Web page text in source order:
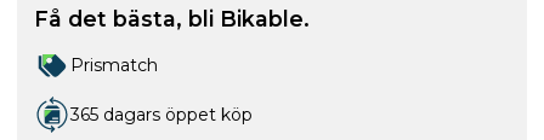
Få det bästa, bli Bikable.
Prismatch
365 dagars öppet köp